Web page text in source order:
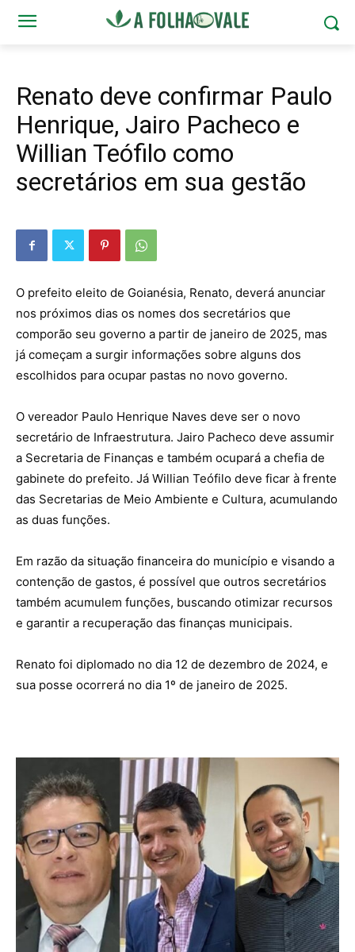
Renato deve confirmar Paulo
Henrique, Jairo Pacheco e
Willian Teófilo como
secretários em sua gestão
O prefeito eleito de Goianésia, Renato, deverá anunciar
nos próximos dias os nomes dos secretários que
comporão seu governo a partir de janeiro de 2025, mas
já começam a surgir informações sobre alguns dos
escolhidos para ocupar pastas no novo governo.
O vereador Paulo Henrique Naves deve ser o novo
secretário de Infraestrutura. Jairo Pacheco deve assumir
a Secretaria de Finanças e também ocupará a chefia de
gabinete do prefeito. Já Willian Teófilo deve ficar à frente
das Secretarias de Meio Ambiente e Cultura, acumulando
as duas funções.
Em razão da situação financeira do município e visando a
contenção de gastos, é possível que outros secretários
também acumulem funções, buscando otimizar recursos
e garantir a recuperação das finanças municipais.
Renato foi diplomado no dia 12 de dezembro de 2024, e
sua posse ocorrerá no dia 1º de janeiro de 2025.